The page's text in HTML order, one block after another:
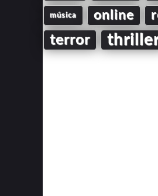
música online
terror